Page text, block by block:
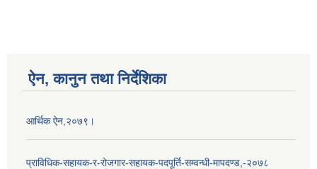
ऐन, कानुन तथा निर्देशिका
आर्थिक ऐन,२०७९।
प्राविधिक-सहायक-र-रोजगार-सहायक-पदपूर्ति-सम्वन्धी-मापदण्ड,-२०७८